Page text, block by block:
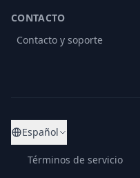
CONTACTO
Contacto y soporte
Español
Términos de servicio